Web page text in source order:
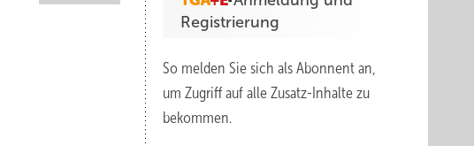
Registrierung
So melden Sie sich als Abonnent an,
um Zugriff auf alle Zusatz-Inhalte zu
bekommen.